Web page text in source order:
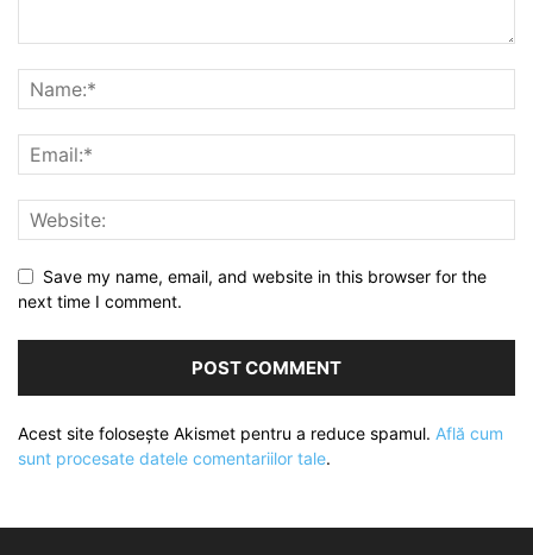
Save my name, email, and website in this browser for the
next time I comment.
Acest site folosește Akismet pentru a reduce spamul. Află cum
sunt procesate datele comentariilor tale.